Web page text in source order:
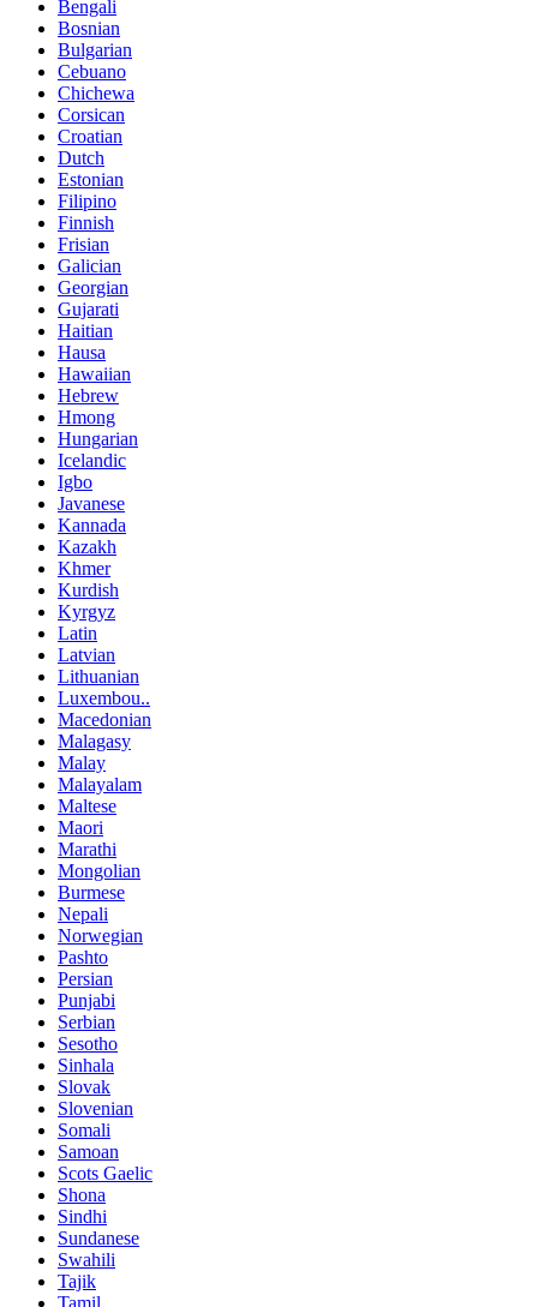
Bengali
Bosnian
Bulgarian
Cebuano
Chichewa
Corsican
Croatian
Dutch
Estonian
Filipino
Finnish
Frisian
Galician
Georgian
Gujarati
Haitian
Hausa
Hawaiian
Hebrew
Hmong
Hungarian
Icelandic
Igbo
Javanese
Kannada
Kazakh
Khmer
Kurdish
Kyrgyz
Latin
Latvian
Lithuanian
Luxembou..
Macedonian
Malagasy
Malay
Malayalam
Maltese
Maori
Marathi
Mongolian
Burmese
Nepali
Norwegian
Pashto
Persian
Punjabi
Serbian
Sesotho
Sinhala
Slovak
Slovenian
Somali
Samoan
Scots Gaelic
Shona
Sindhi
Sundanese
Swahili
Tajik